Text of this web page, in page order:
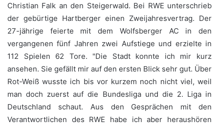
Christian Falk an den Steigerwald. Bei RWE unterschrieb
der gebürtige Hartberger einen Zweijahresvertrag. Der
27-jährige feierte mit dem Wolfsberger AC in den
vergangenen fünf Jahren zwei Aufstiege und erzielte in
112 Spielen 62 Tore. "Die Stadt konnte ich mir kurz
ansehen. Sie gefällt mir auf den ersten Blick sehr gut. Über
Rot-Weiß wusste ich bis vor kurzem noch nicht viel, weil
man doch zuerst auf die Bundesliga und die 2. Liga in
Deutschland schaut. Aus den Gesprächen mit den
Verantwortlichen des RWE habe ich aber heraushören